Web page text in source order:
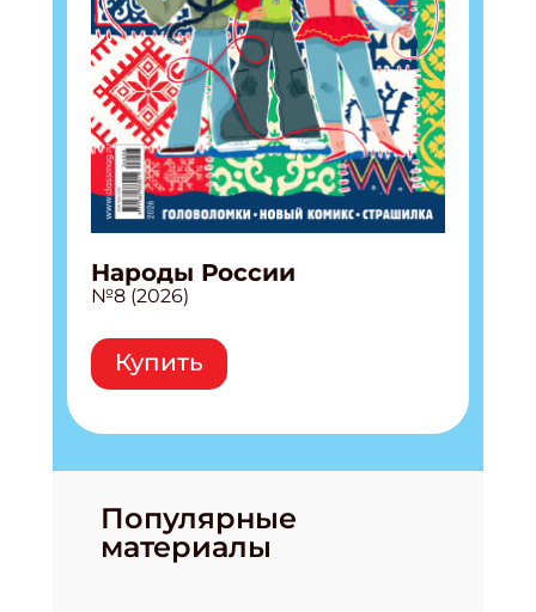
Народы России
№8 (2026)
Купить
Популярные
материалы